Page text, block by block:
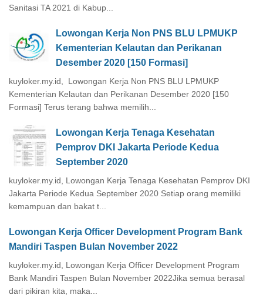
Sanitasi TA 2021 di Kabup...
Lowongan Kerja Non PNS BLU LPMUKP
Kementerian Kelautan dan Perikanan
Desember 2020 [150 Formasi]
kuyloker.my.id, Lowongan Kerja Non PNS BLU LPMUKP
Kementerian Kelautan dan Perikanan Desember 2020 [150
Formasi] Terus terang bahwa memilih...
Lowongan Kerja Tenaga Kesehatan
Pemprov DKI Jakarta Periode Kedua
September 2020
kuyloker.my.id, Lowongan Kerja Tenaga Kesehatan Pemprov DKI
Jakarta Periode Kedua September 2020 Setiap orang memiliki
kemampuan dan bakat t...
Lowongan Kerja Officer Development Program Bank
Mandiri Taspen Bulan November 2022
kuyloker.my.id, Lowongan Kerja Officer Development Program
Bank Mandiri Taspen Bulan November 2022Jika semua berasal
dari pikiran kita, maka...